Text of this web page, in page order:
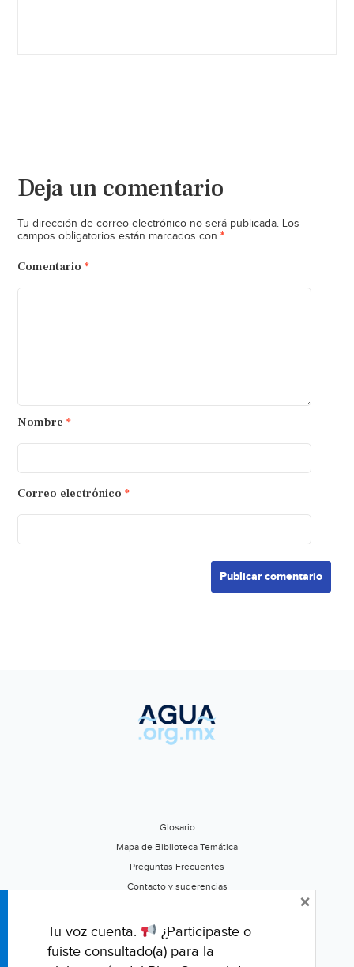
Deja un comentario
Tu dirección de correo electrónico no será publicada. Los
campos obligatorios están marcados con *
Comentario *
Nombre *
Correo electrónico *
Glosario
Mapa de Biblioteca Temática
Preguntas Frecuentes
Contacto y sugerencias
Califica este portal
Tu voz cuenta.
¿Participaste o
fuiste consultado(a) para la
×